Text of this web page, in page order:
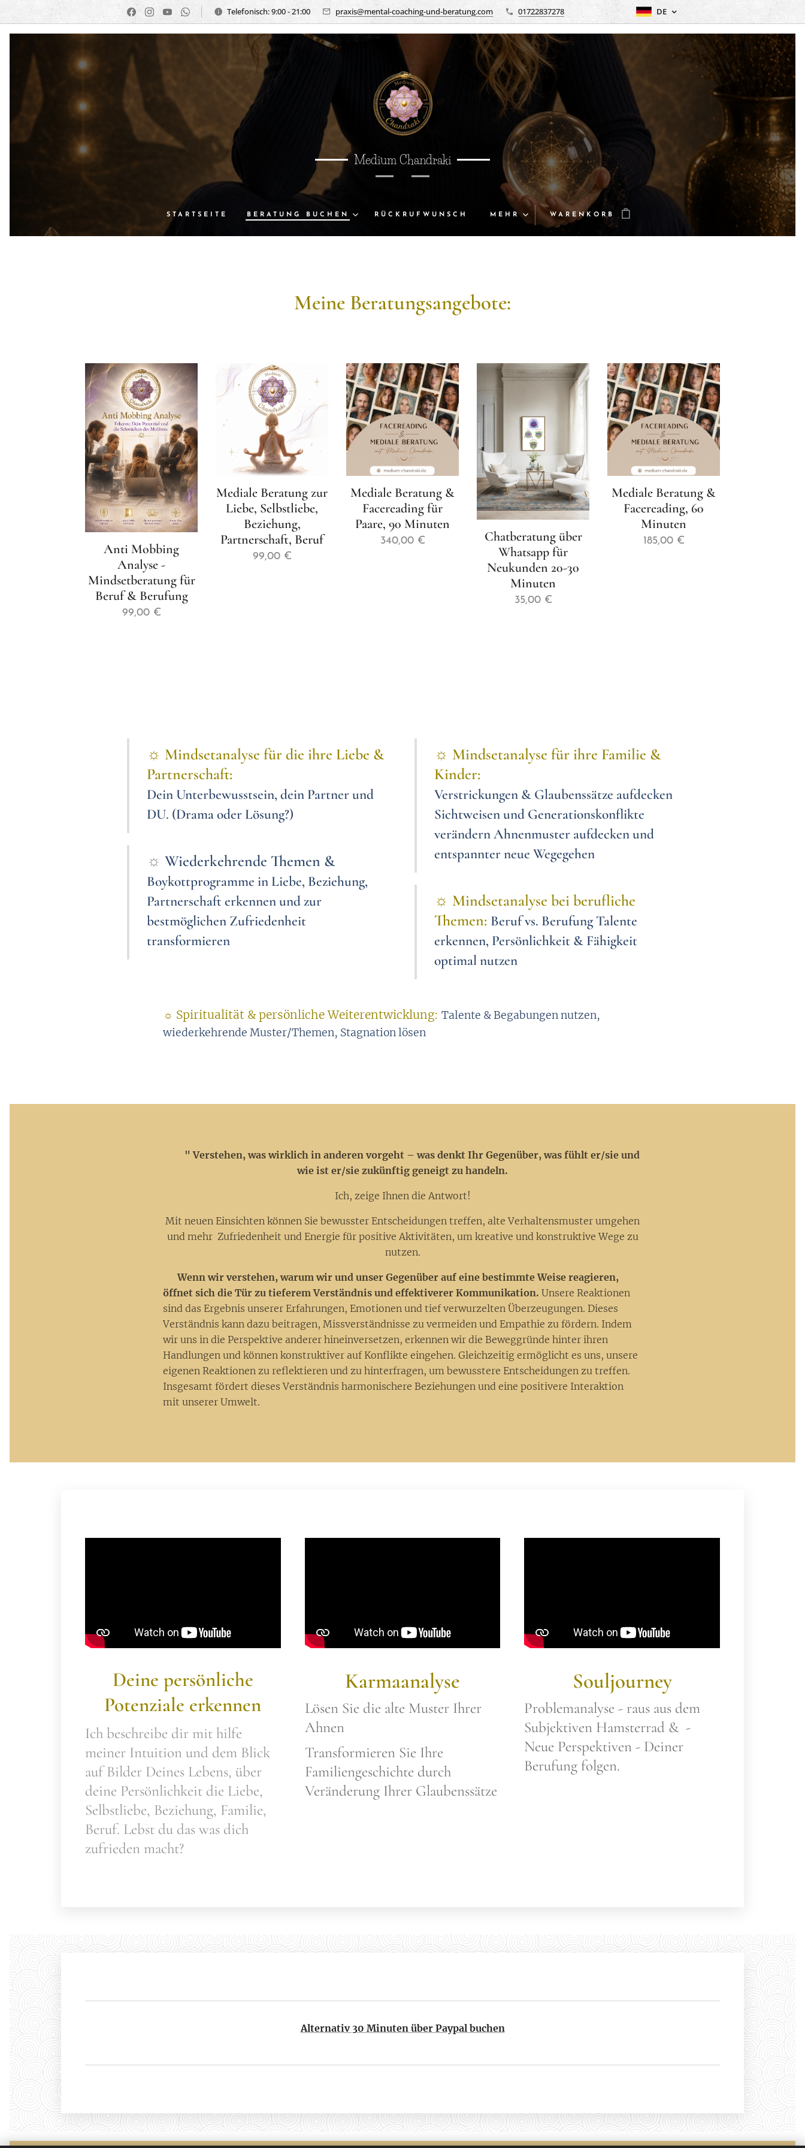
Telefonisch: 9:00 - 21:00 praxis@mental-coaching-und-beratung.com 01722837278 DE
Medium Chandraki
STARTSEITE BERATUNG BUCHEN RÜCKRUFWUNSCH MEHR WARENKORB
Meine Beratungsangebote:
Anti Mobbing
Analyse -
Mindsetberatung für
Beruf & Berufung
99,00€
Mediale Beratung zur
Liebe, Selbstliebe,
Beziehung,
Partnerschaft, Beruf
99,00€
Mediale Beratung &
Facereading für
Paare, 90 Minuten
340,00€
Chatberatung über
Whatsapp für
Neukunden 20-30
Minuten
35,00€
Mediale Beratung &
Facereading, 60
Minuten
185,00€
☼ Mindsetanalyse für die ihre Liebe &
Partnerschaft:
Dein Unterbewusstsein, dein Partner und
DU. (Drama oder Lösung?)
☼ Wiederkehrende Themen &
Boykottprogramme in Liebe, Beziehung,
Partnerschaft erkennen und zur
bestmöglichen Zufriedenheit
transformieren
☼ Mindsetanalyse für ihre Familie &
Kinder:
Verstrickungen & Glaubenssätze aufdecken
Sichtweisen und Generationskonflikte
verändernAhnenmuster aufdecken und
entspannterneue Wegegehen
☼ Mindsetanalyse bei berufliche
Themen: Beruf vs. Berufung Talente
erkennen, Persönlichkeit & Fähigkeit
optimal nutzen
☼ Spiritualität & persönliche Weiterentwicklung: Talente & Begabungen nutzen,
wiederkehrende Muster/Themen, Stagnation lösen
" Verstehen, was wirklich in anderen vorgeht – was denkt Ihr Gegenüber, was fühlt er/sie und
wie ist er/sie zukünftig geneigt zu handeln.
🌜Ich, zeige Ihnen die Antwort!🌜
Mit neuen Einsichten können Sie bewusster Entscheidungen treffen, alte Verhaltensmuster umgehen
und mehr Zufriedenheit und Energie für positive Aktivitäten, um kreative und konstruktive Wege zu
nutzen.
Wenn wir verstehen, warum wir und unser Gegenüber auf eine bestimmte Weise reagieren,
öffnet sich die Tür zu tieferem Verständnis und effektiverer Kommunikation. Unsere Reaktionen
sind das Ergebnis unserer Erfahrungen, Emotionen und tief verwurzelten Überzeugungen. Dieses
Verständnis kann dazu beitragen, Missverständnisse zu vermeiden und Empathie zu fördern. Indem
wir uns in die Perspektive anderer hineinversetzen, erkennen wir die Beweggründe hinter ihren
Handlungen und können konstruktiver auf Konflikte eingehen. Gleichzeitig ermöglicht es uns, unsere
eigenen Reaktionen zu reflektieren und zu hinterfragen, um bewusstere Entscheidungen zu treffen.
Insgesamt fördert dieses Verständnis harmonischere Beziehungen und eine positivere Interaktion
mit unserer Umwelt.
Deine persönliche
Potenziale erkennen
Ich beschreibe dir mit hilfe
meiner Intuition und dem Blick
auf Bilder Deines Lebens, über
deine Persönlichkeit die Liebe,
Selbstliebe, Beziehung, Familie,
Beruf. Lebst du das was dich
zufrieden macht?
Karmaanalyse
Lösen Sie die alte Muster Ihrer
Ahnen
Transformieren Sie Ihre
Familiengeschichte durch
Veränderung Ihrer Glaubenssätze
Souljourney
Problemanalyse - raus aus dem
Subjektiven Hamsterrad & -
Neue Perspektiven - Deiner
Berufung folgen.
Alternativ 30 Minuten über Paypal buchen